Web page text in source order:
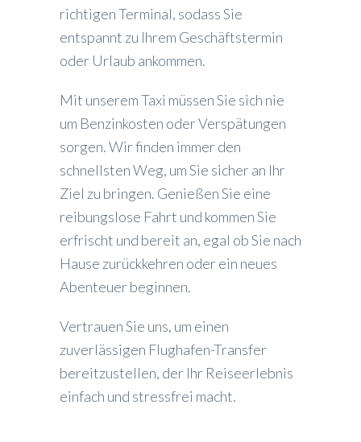
richtigen Terminal, sodass Sie
entspannt zu Ihrem Geschäftstermin
oder Urlaub ankommen.
Mit unserem Taxi müssen Sie sich nie
um Benzinkosten oder Verspätungen
sorgen. Wir finden immer den
schnellsten Weg, um Sie sicher an Ihr
Ziel zu bringen. Genießen Sie eine
reibungslose Fahrt und kommen Sie
erfrischt und bereit an, egal ob Sie nach
Hause zurückkehren oder ein neues
Abenteuer beginnen.
Vertrauen Sie uns, um einen
zuverlässigen Flughafen-Transfer
bereitzustellen, der Ihr Reiseerlebnis
einfach und stressfrei macht.